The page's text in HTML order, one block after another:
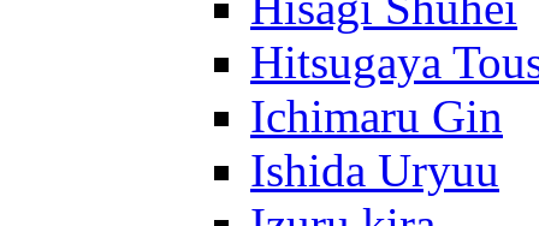
Hitsugaya
Ichimaru Gin
Ishida Uryuu